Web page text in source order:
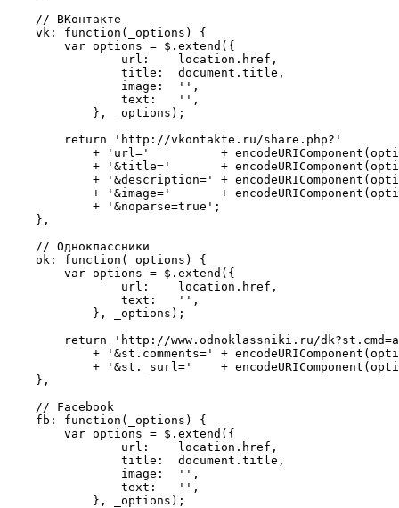
    // ВКонтакте
    vk: function(_options) {
        var options = $.extend({
                url:    location.href,
                title:  document.title,
                image:  '',
                text:   '',
            }, _options);
        return 'http://vkontakte.ru/share.php?'
+ 'url='          +
+ '&title='       +
+ '&description=' +
+ '&image='       +
            + '&noparse=true';
    },
    // Одноклассники
    ok: function(_options) {
        var options = $.extend({
                url:    location.href,
                text:   '',
            }, _options);
return 'http://www.odnoklassniki.ru/
+ '&st.comments=' +
+ '&st._surl='    +
    },
    // Facebook
    fb: function(_options) {
        var options = $.extend({
                url:    location.href,
                title:  document.title,
                image:  '',
                text:   '',
            }, _options);